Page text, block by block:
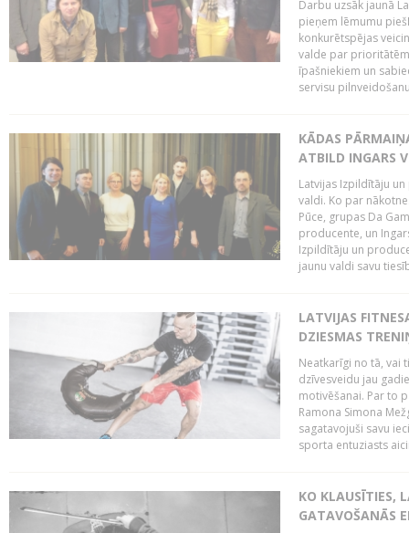
Darbu uzsāk jaunā
pieņem lēmumu
konkurētspējas
valde par
īpašniekiem un
servisu
KĀDAS
ATBILD INGARS
Latvijas Izpildītāju
valdi. Ko par
Pūce, grupas Da
producente, un
Izpildītāju un
jaunu valdi savu
LATVIJAS
DZIESMAS
Neatkarīgi no tā, vai
dzīvesveidu jau
motivēšanai. Par to
Ramona Simona
sagatavojuši savu
sporta entuziasts
KO KLAUSĪTIES,
GATAVOŠANĀS